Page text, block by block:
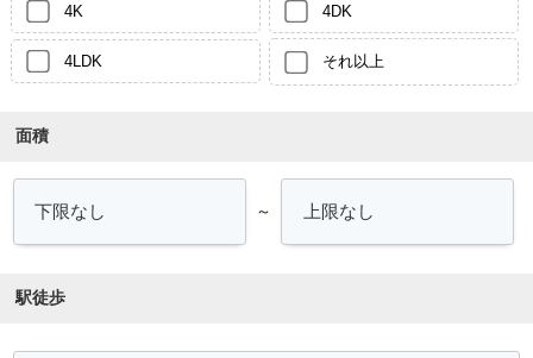
4K 4DK
4LDK それ以上
面積
～
駅徒歩